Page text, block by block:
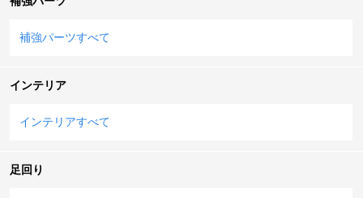
補強パーツすべて
インテリア
インテリアすべて
足回り